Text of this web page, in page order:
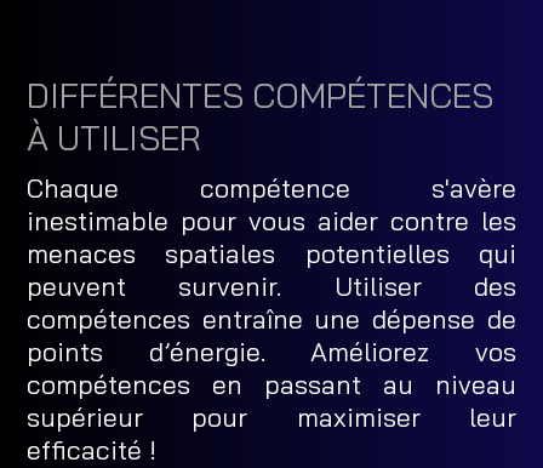
DIFFÉRENTES COMPÉTENCES
À UTILISER
Chaque compétence s'avère
inestimable pour vous aider contre les
menaces spatiales potentielles qui
peuvent survenir. Utiliser des
compétences entraîne une dépense de
points d’énergie. Améliorez vos
compétences en passant au niveau
supérieur pour maximiser leur
efficacité !